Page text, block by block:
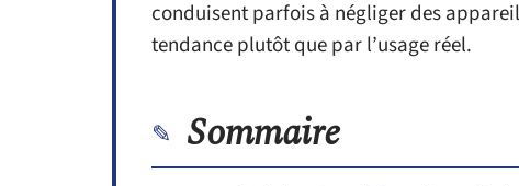
conduisent parfois à négliger des
tendance plutôt que par l’usage réel.
Sommaire